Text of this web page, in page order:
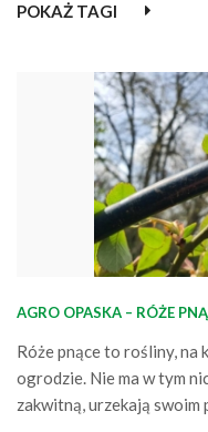
POKAŻ TAGI
AGRO OPASKA – RÓŻE
Róże pnące to rośliny,
ogrodzie. Nie ma w tym
zakwitną, urzekają swoim